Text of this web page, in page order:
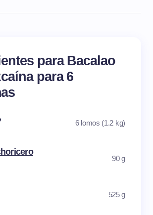
para Bacalao
para 6
6 lomos (1.2 kg)
90 g
525 g